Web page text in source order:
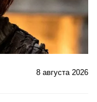
8 августа 2026